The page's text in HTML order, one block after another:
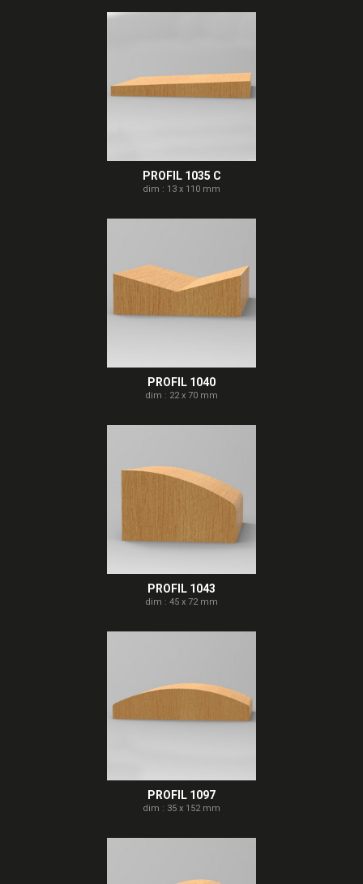
PROFIL 1035 C
dim : 13 x 110 mm
PROFIL 1040
dim : 22 x 70 mm
PROFIL 1043
dim : 45 x 72 mm
PROFIL 1097
dim : 35 x 152 mm